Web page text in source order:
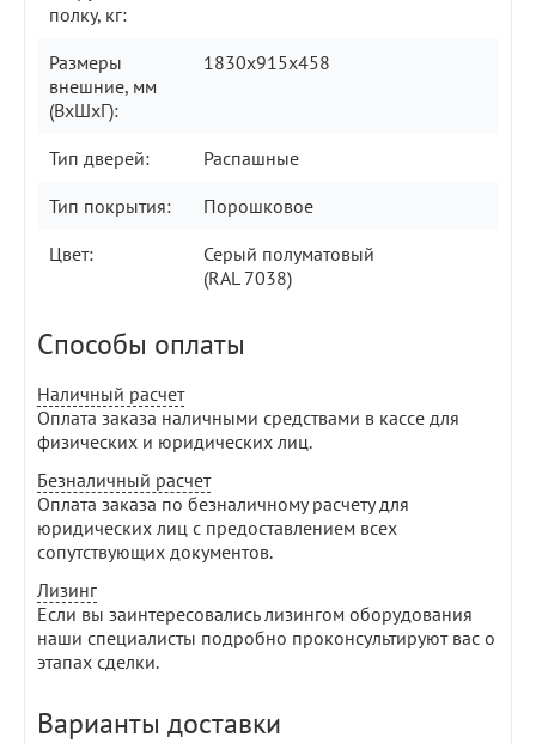
полку, кг:
Размеры
внешние, мм
(ВхШхГ):
1830x915x458
Тип дверей:
Распашные
Тип покрытия:
Порошковое
Цвет:
Серый полуматовый
(RAL 7038)
Способы оплаты
Наличный расчет
Оплата заказа наличными средствами в кассе для
физических и юридических лиц.
Безналичный расчет
Оплата заказа по безналичному расчету для
юридических лиц с предоставлением всех
сопутствующих документов.
Лизинг
Если вы заинтересовались лизингом оборудования
наши специалисты подробно проконсультируют вас о
этапах сделки.
Варианты доставки